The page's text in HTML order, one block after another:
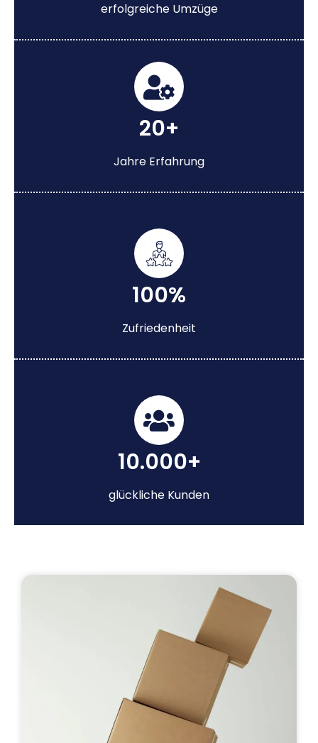
erfolgreiche Umzüge
20+
Jahre Erfahrung
100%
Zufriedenheit
10.000+
glückliche Kunden